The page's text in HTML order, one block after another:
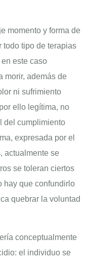
momento y forma de
todo tipo de terapias
este caso
morir, además de
ni sufrimiento
ello legítima, no
del cumplimiento
expresada por el
actualmente se
se toleran ciertos
hay que confundirlo
quebrar la voluntad
conceptualmente
el individuo se